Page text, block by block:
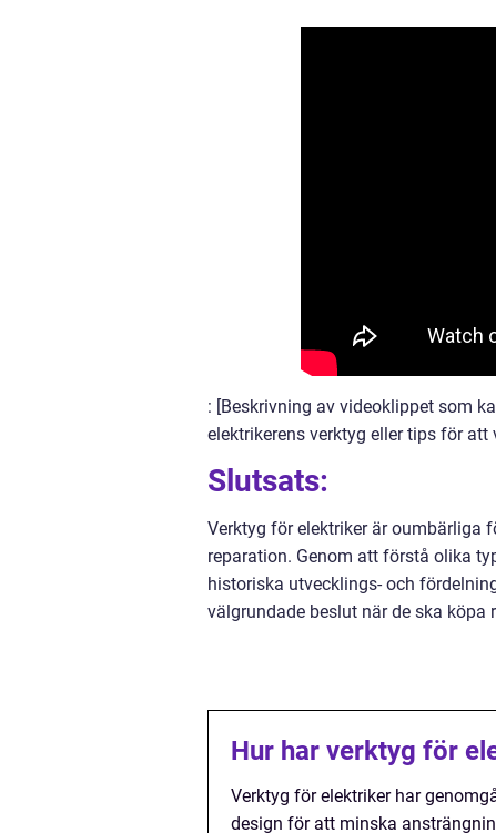
: [Beskrivning av videoklippet som
elektrikerens verktyg eller tips för att
Slutsats:
Verktyg för elektriker är oumbärliga
reparation. Genom att förstå olika
historiska utvecklings- och
välgrundade beslut när de ska
Hur har verktyg för
Verktyg för elektriker har
design för att minska